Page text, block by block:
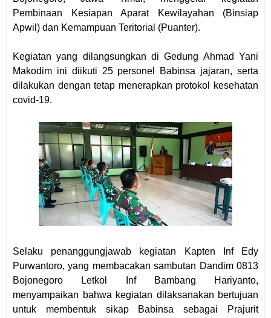
Pembinaan Kesiapan Aparat Kewilayahan (Binsiap
Apwil) dan Kemampuan Teritorial (Puanter).
Kegiatan yang dilangsungkan di Gedung Ahmad Yani
Makodim ini diikuti 25 personel Babinsa jajaran, serta
dilakukan dengan tetap menerapkan protokol kesehatan
covid-19.
Selaku penanggungjawab kegiatan Kapten Inf Edy
Purwantoro, yang membacakan sambutan Dandim 0813
Bojonegoro Letkol Inf Bambang Hariyanto,
menyampaikan bahwa kegiatan dilaksanakan bertujuan
untuk membentuk sikap Babinsa sebagai Prajurit